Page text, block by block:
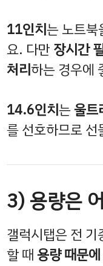
11인치는 노트북
요. 다만장시간
처리하는 경우에
14.6인치는울트
를 선호하므로
3) 용량은
갤럭시탭은 전 기
할 때용량 때문